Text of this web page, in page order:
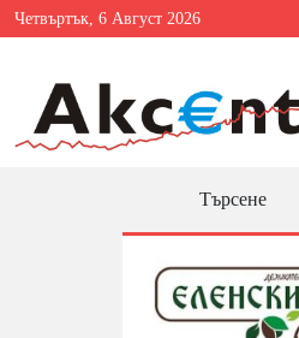
Четвъртък, 6 Август 2026
Търсене